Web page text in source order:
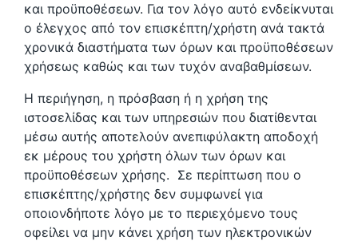
και προϋποθέσεων. Για τον λόγο αυτό ενδείκνυται
ο έλεγχος από τον επισκέπτη/χρήστη ανά τακτά
χρονικά διαστήματα των όρων και προϋποθέσεων
χρήσεως καθώς και των τυχόν αναβαθμίσεων.
Η περιήγηση, η πρόσβαση ή η χρήση της
ιστοσελίδας και των υπηρεσιών που διατίθενται
μέσω αυτής αποτελούν ανεπιφύλακτη αποδοχή
εκ μέρους του χρήστη όλων των όρων και
προϋποθέσεων χρήσης. Σε περίπτωση που ο
επισκέπτης/χρήστης δεν συμφωνεί για
οποιονδήποτε λόγο με το περιεχόμενο τους
οφείλει να μην κάνει χρήση των ηλεκτρονικών